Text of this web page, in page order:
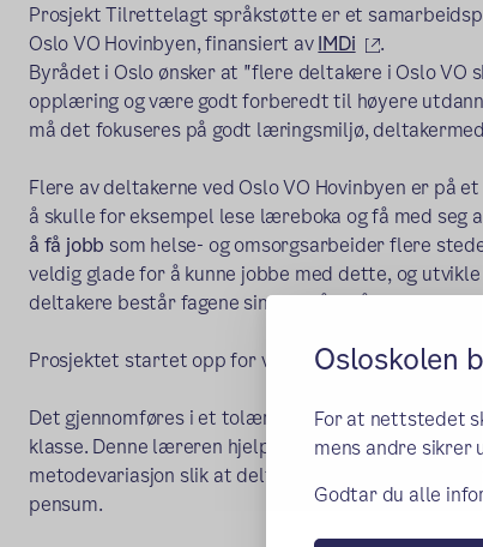
Osloskolen
For at nettstedet
mens andre sikrer
Godtar du alle
Prosjekt Tilrettelagt språkstøtte er et
Oslo VO Hovinbyen, finansiert avIMDi (ekstern
.
Byrådet i Oslo ønsker at "flere deltakere i Oslo VO
opplæring og være godt forberedt til høyere
må det fokuseres på godt læringsmiljø,
Flere av deltakerne ved Oslo VO Hovinbyen er på
å skulle for eksempel lese læreboka og få med seg
å få jobb som helse- og omsorgsarbeider flere
veldig glade for å kunne jobbe med dette, og
deltakere består fagene sine og når målene sine.
Prosjektet startet opp for vg1 i august 2023 og
Det gjennomføres i et tolærersystem, hvor en
klasse. Denne læreren hjelper med å forenkle
metodevariasjon slik at deltakerne får mange
pensum.